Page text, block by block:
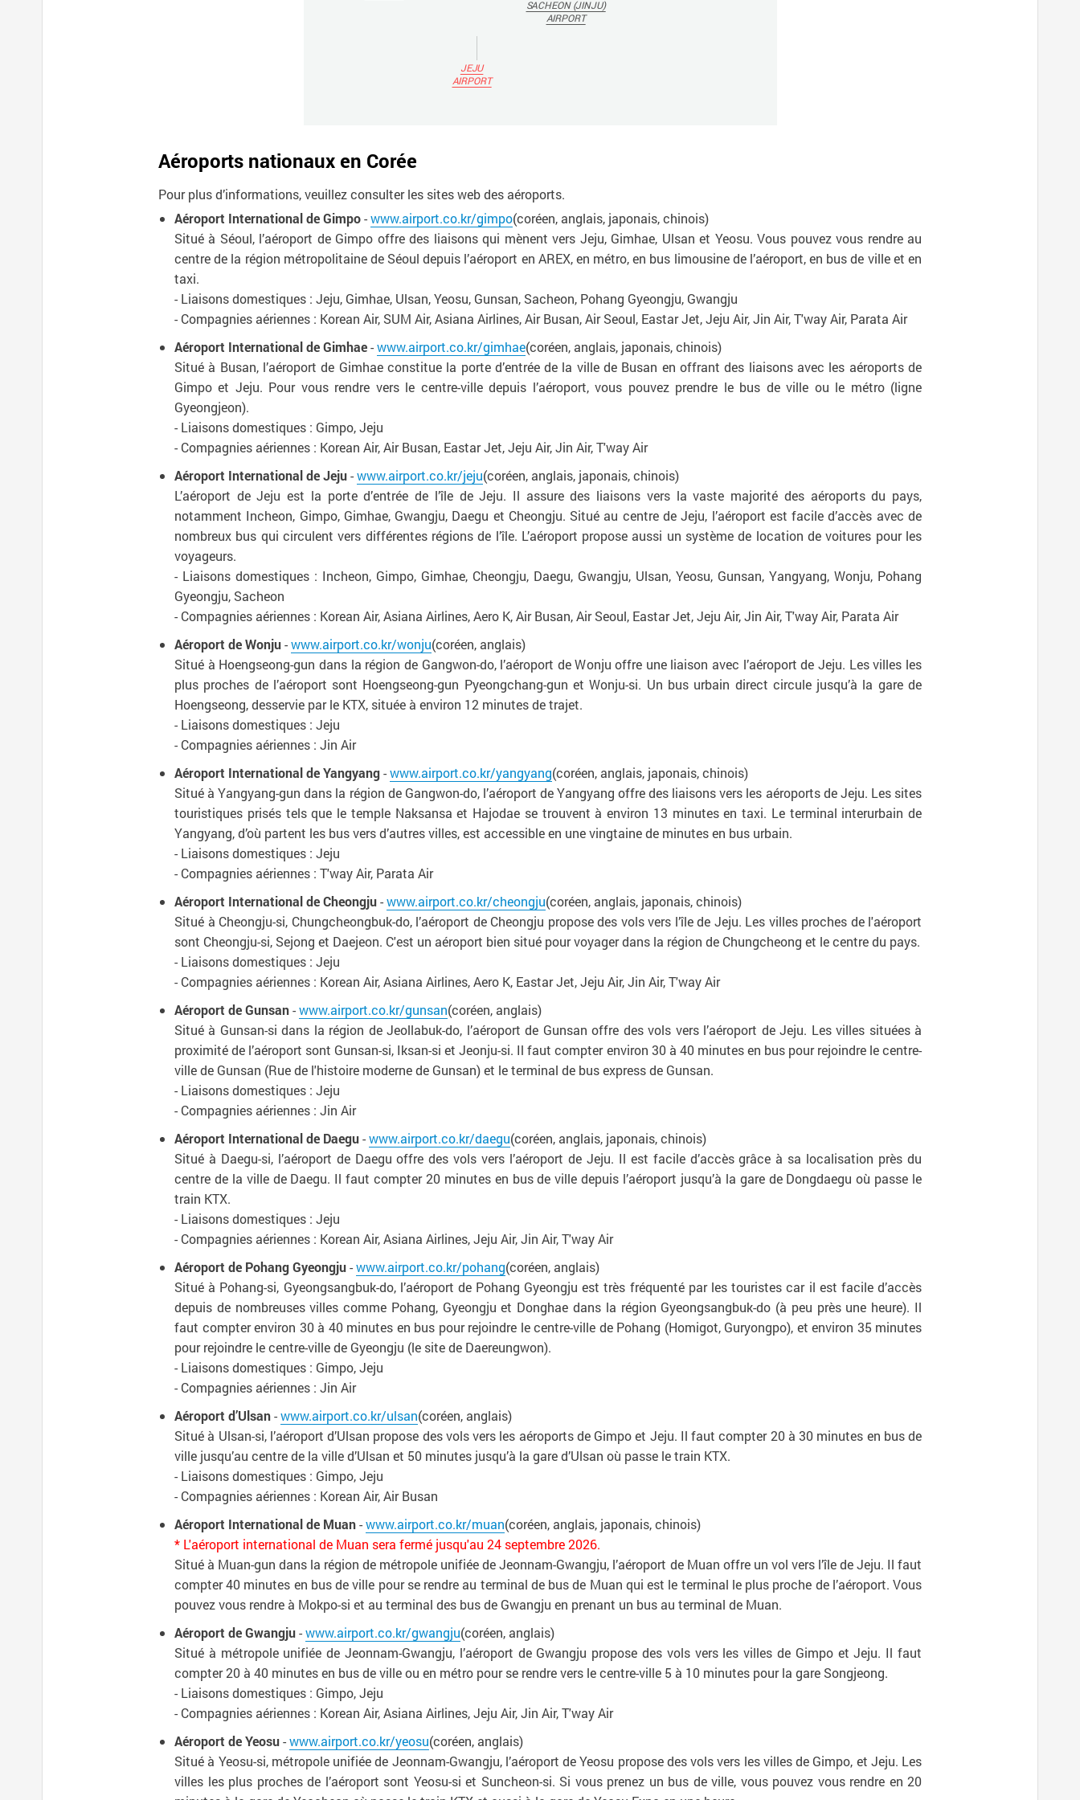
SACHEON (JINJU)
AIRPORT
JEJU
AIRPORT
Aéroports nationaux en Corée
Pour plus d’informations, veuillez consulter les sites web des aéroports.
Aéroport International de Gimpo-www.airport.co.kr/gimpo(coréen, anglais, japonais, chinois)
Situé à Séoul, l’aéroport de Gimpo offre des liaisons qui mènent vers Jeju, Gimhae, Ulsan et Yeosu. Vous pouvez vous rendre au
centre de la région métropolitaine de Séoul depuis l’aéroport en AREX, en métro, en bus limousine de l’aéroport, en bus de ville et en
taxi.
- Liaisons domestiques : Jeju, Gimhae, Ulsan, Yeosu, Gunsan, Sacheon, Pohang Gyeongju, Gwangju
- Compagnies aériennes : Korean Air, SUM Air, Asiana Airlines, Air Busan, Air Seoul, Eastar Jet, Jeju Air, Jin Air, T'way Air, Parata Air
Aéroport International de Gimhae-www.airport.co.kr/gimhae(coréen, anglais, japonais, chinois)
Situé à Busan, l’aéroport de Gimhae constitue la porte d’entrée de la ville de Busan en offrant des liaisons avec les aéroports de
Gimpo et Jeju. Pour vous rendre vers le centre-ville depuis l’aéroport, vous pouvez prendre le bus de ville ou le métro (ligne
Gyeongjeon).
- Liaisons domestiques : Gimpo, Jeju
- Compagnies aériennes : Korean Air, Air Busan, Eastar Jet, Jeju Air, Jin Air, T'way Air
Aéroport International de Jeju-www.airport.co.kr/jeju(coréen, anglais, japonais, chinois)
L’aéroport de Jeju est la porte d’entrée de l’île de Jeju. Il assure des liaisons vers la vaste majorité des aéroports du pays,
notamment Incheon, Gimpo, Gimhae, Gwangju, Daegu et Cheongju. Situé au centre de Jeju, l’aéroport est facile d’accès avec de
nombreux bus qui circulent vers différentes régions de l’île. L’aéroport propose aussi un système de location de voitures pour les
voyageurs.
- Liaisons domestiques : Incheon, Gimpo, Gimhae, Cheongju, Daegu, Gwangju, Ulsan, Yeosu, Gunsan, Yangyang, Wonju, Pohang
Gyeongju, Sacheon
- Compagnies aériennes : Korean Air, Asiana Airlines, Aero K, Air Busan, Air Seoul, Eastar Jet, Jeju Air, Jin Air, T'way Air, Parata Air
Aéroport de Wonju-www.airport.co.kr/wonju(coréen, anglais)
Situé à Hoengseong-gun dans la région de Gangwon-do, l’aéroport de Wonju offre une liaison avec l’aéroport de Jeju. Les villes les
plus proches de l’aéroport sont Hoengseong-gun Pyeongchang-gun et Wonju-si. Un bus urbain direct circule jusqu’à la gare de
Hoengseong, desservie par le KTX, située à environ 12 minutes de trajet.
- Liaisons domestiques : Jeju
- Compagnies aériennes : Jin Air
Aéroport International de Yangyang-www.airport.co.kr/yangyang(coréen, anglais, japonais, chinois)
Situé à Yangyang-gun dans la région de Gangwon-do, l’aéroport de Yangyang offre des liaisons vers les aéroports de Jeju. Les sites
touristiques prisés tels que le temple Naksansa et Hajodae se trouvent à environ 13 minutes en taxi. Le terminal interurbain de
Yangyang, d’où partent les bus vers d’autres villes, est accessible en une vingtaine de minutes en bus urbain.
- Liaisons domestiques : Jeju
- Compagnies aériennes : T'way Air, Parata Air
Aéroport International de Cheongju-www.airport.co.kr/cheongju(coréen, anglais, japonais, chinois)
Situé à Cheongju-si, Chungcheongbuk-do, l’aéroport de Cheongju propose des vols vers l’île de Jeju. Les villes proches de l'aéroport
sont Cheongju-si, Sejong et Daejeon. C'est un aéroport bien situé pour voyager dans la région de Chungcheong et le centre du pays.
- Liaisons domestiques : Jeju
- Compagnies aériennes : Korean Air, Asiana Airlines, Aero K, Eastar Jet, Jeju Air, Jin Air, T'way Air
Aéroport de Gunsan-www.airport.co.kr/gunsan(coréen, anglais)
Situé à Gunsan-si dans la région de Jeollabuk-do, l’aéroport de Gunsan offre des vols vers l’aéroport de Jeju. Les villes situées à
proximité de l’aéroport sont Gunsan-si, Iksan-si et Jeonju-si. Il faut compter environ 30 à 40 minutes en bus pour rejoindre le centre-
ville de Gunsan (Rue de l'histoire moderne de Gunsan) et le terminal de bus express de Gunsan.
- Liaisons domestiques : Jeju
- Compagnies aériennes : Jin Air
Aéroport International de Daegu-www.airport.co.kr/daegu(coréen, anglais, japonais, chinois)
Situé à Daegu-si, l’aéroport de Daegu offre des vols vers l’aéroport de Jeju. Il est facile d’accès grâce à sa localisation près du
centre de la ville de Daegu. Il faut compter 20 minutes en bus de ville depuis l’aéroport jusqu’à la gare de Dongdaegu où passe le
train KTX.
- Liaisons domestiques : Jeju
- Compagnies aériennes : Korean Air, Asiana Airlines, Jeju Air, Jin Air, T'way Air
Aéroport de Pohang Gyeongju-www.airport.co.kr/pohang(coréen, anglais)
Situé à Pohang-si, Gyeongsangbuk-do, l’aéroport de Pohang Gyeongju est très fréquenté par les touristes car il est facile d’accès
depuis de nombreuses villes comme Pohang, Gyeongju et Donghae dans la région Gyeongsangbuk-do (à peu près une heure). Il
faut compter environ 30 à 40 minutes en bus pour rejoindre le centre-ville de Pohang (Homigot, Guryongpo), et environ 35 minutes
pour rejoindre le centre-ville de Gyeongju (le site de Daereungwon).
- Liaisons domestiques : Gimpo, Jeju
- Compagnies aériennes : Jin Air
Aéroport d’Ulsan-www.airport.co.kr/ulsan(coréen, anglais)
Situé à Ulsan-si, l’aéroport d’Ulsan propose des vols vers les aéroports de Gimpo et Jeju. Il faut compter 20 à 30 minutes en bus de
ville jusqu’au centre de la ville d’Ulsan et 50 minutes jusqu’à la gare d’Ulsan où passe le train KTX.
- Liaisons domestiques : Gimpo, Jeju
- Compagnies aériennes : Korean Air, Air Busan
Aéroport International de Muan-www.airport.co.kr/muan(coréen, anglais, japonais, chinois)
* L'aéroport international de Muan sera fermé jusqu'au 24 septembre 2026.
Situé à Muan-gun dans la région de métropole unifiée de Jeonnam-Gwangju, l’aéroport de Muan offre un vol vers l’île de Jeju. Il faut
compter 40 minutes en bus de ville pour se rendre au terminal de bus de Muan qui est le terminal le plus proche de l’aéroport. Vous
pouvez vous rendre à Mokpo-si et au terminal des bus de Gwangju en prenant un bus au terminal de Muan.
Aéroport de Gwangju-www.airport.co.kr/gwangju(coréen, anglais)
Situé à métropole unifiée de Jeonnam-Gwangju, l’aéroport de Gwangju propose des vols vers les villes de Gimpo et Jeju. Il faut
compter 20 à 40 minutes en bus de ville ou en métro pour se rendre vers le centre-ville 5 à 10 minutes pour la gare Songjeong.
- Liaisons domestiques : Gimpo, Jeju
- Compagnies aériennes : Korean Air, Asiana Airlines, Jeju Air, Jin Air, T'way Air
Aéroport de Yeosu-www.airport.co.kr/yeosu(coréen, anglais)
Situé à Yeosu-si, métropole unifiée de Jeonnam-Gwangju, l’aéroport de Yeosu propose des vols vers les villes de Gimpo, et Jeju. Les
villes les plus proches de l’aéroport sont Yeosu-si et Suncheon-si. Si vous prenez un bus de ville, vous pouvez vous rendre en 20